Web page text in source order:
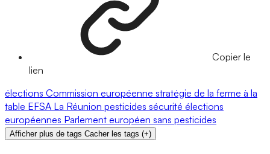
Copier le
lien
élections Commission européenne stratégie de la ferme à la
table EFSA La Réunion pesticides sécurité élections
européennes Parlement européen sans pesticides
Afficher plus de tags Cacher les tags (+)